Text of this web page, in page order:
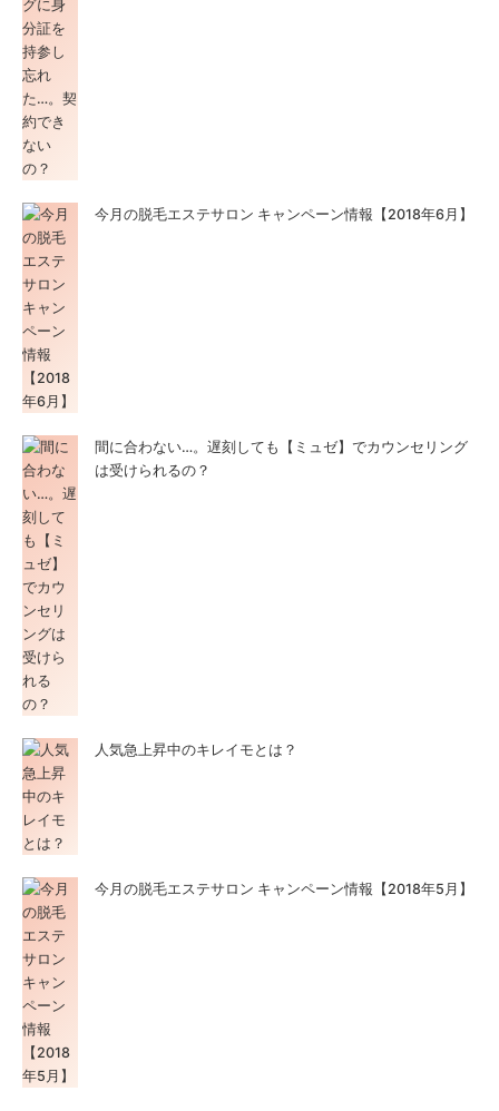
今月の脱毛エステサロン キャンペーン情報【2018年6月】
間に合わない…。遅刻しても【ミュゼ】でカウンセリング
は受けられるの？
人気急上昇中のキレイモとは？
今月の脱毛エステサロン キャンペーン情報【2018年5月】